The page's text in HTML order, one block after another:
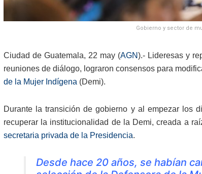
Gobierno y sector de
Ciudad de Guatemala, 22 may (AGN).- Lideresas y
reuniones de diálogo, lograron consensos para
de la Mujer Indígena (Demi).
Durante la transición de gobierno y al empezar los
recuperar la institucionalidad de la Demi, creada a
secretaria privada de la Presidencia.
Desde hace 20 años, se habían